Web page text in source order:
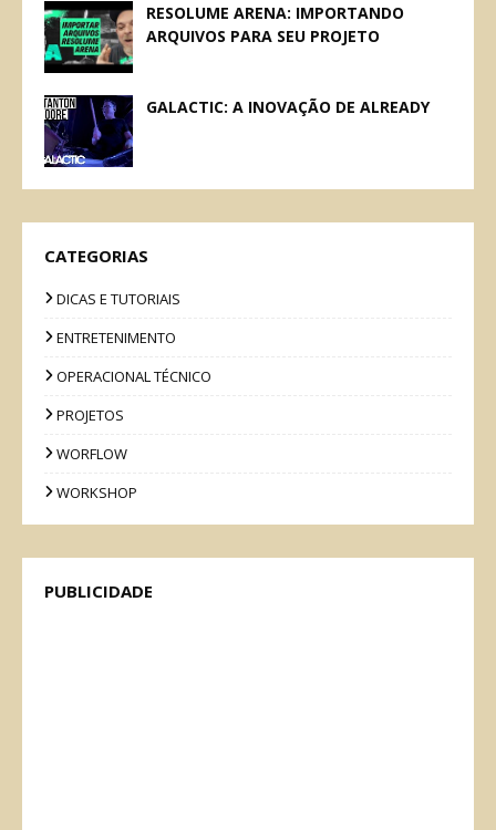
RESOLUME ARENA: IMPORTANDO
ARQUIVOS PARA SEU PROJETO
GALACTIC: A INOVAÇÃO DE ALREADY
CATEGORIAS
DICAS E TUTORIAIS
ENTRETENIMENTO
OPERACIONAL TÉCNICO
PROJETOS
WORFLOW
WORKSHOP
PUBLICIDADE